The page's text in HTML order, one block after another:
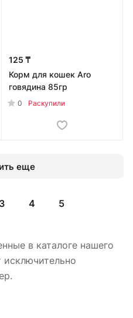
125 ₸
Корм для кошек Aro
говядина 85гр
0 Раскупили
еще
3 4 5
в каталоге нашего
исключительно